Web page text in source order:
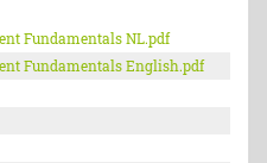
Fundamentals NL.pdf
Fundamentals English.pdf